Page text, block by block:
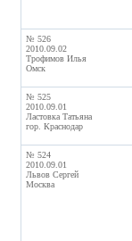
№ 526
2010.09.02
Трофимов Илья
Омск
№ 525
2010.09.01
Ластовка Татьяна
гор. Краснодар
№ 524
2010.09.01
Львов Сергей
Москва